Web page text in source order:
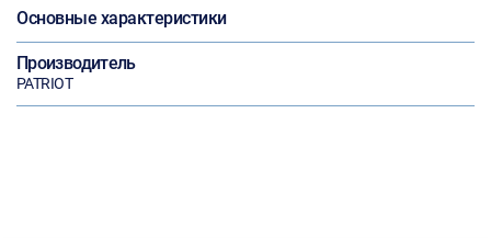
Основные характеристики
Производитель
PATRIOT